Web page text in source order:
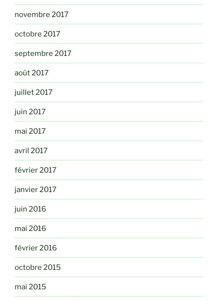
novembre 2017
octobre 2017
septembre 2017
août 2017
juillet 2017
juin 2017
mai 2017
avril 2017
février 2017
janvier 2017
juin 2016
mai 2016
février 2016
octobre 2015
mai 2015